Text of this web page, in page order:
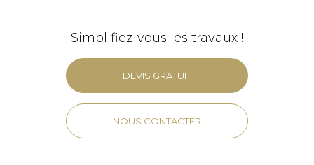
Simplifiez-vous les travaux !
DEVIS GRATUIT
NOUS CONTACTER